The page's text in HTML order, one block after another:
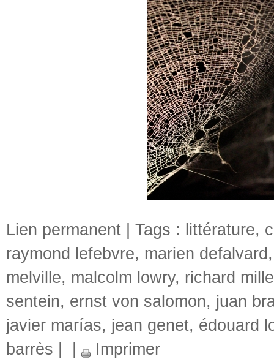
Lien permanent | Tags : littérature,
raymond lefebvre, marien defalvard
melville, malcolm lowry, richard
sentein, ernst von salomon, juan
javier marías, jean genet, édouard
barrès
Imprimer